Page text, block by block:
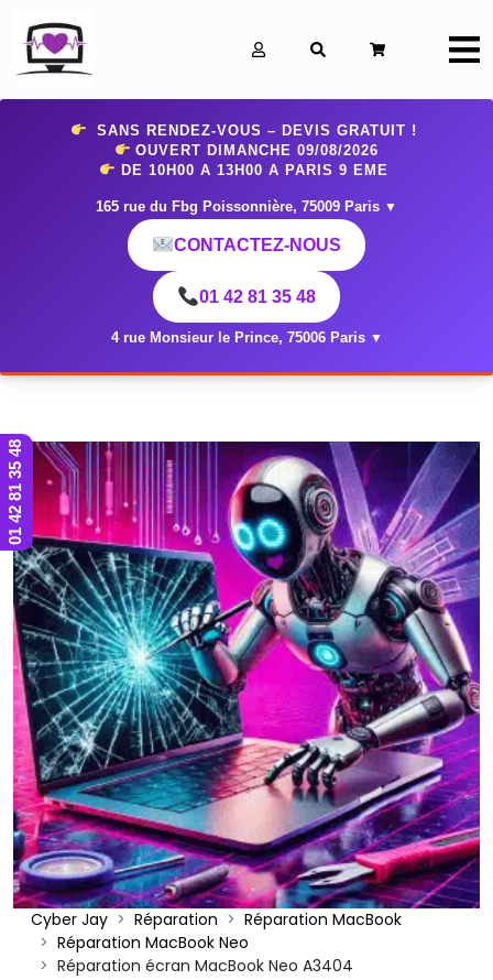
SANS RENDEZ-VOUS – DEVIS GRATUIT !
OUVERT DIMANCHE 09/08/2026
DE 10H00 A 13H00 A PARIS 9 EME
165 rue du Fbg Poissonnière, 75009 Paris ▼
CONTACTEZ-NOUS
01 42 81 35 48
4 rue Monsieur le Prince, 75006 Paris ▼
Cyber Jay Réparation
Réparation MacBook
Réparation MacBook Neo
Réparation écran MacBook Neo A3404
01 42 81 35 48